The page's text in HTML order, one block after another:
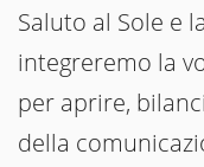
Saluto al Sole e
integreremo la
per aprire,
della